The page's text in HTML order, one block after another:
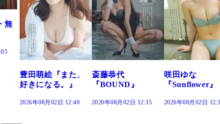
斎藤恭代
『BOUND』
2026年08月02日 12:35
咲田ゆな
『Sunflower』
2026年08月02日 12:30
藤水咲桜『花
だまり』
2026年08月02日